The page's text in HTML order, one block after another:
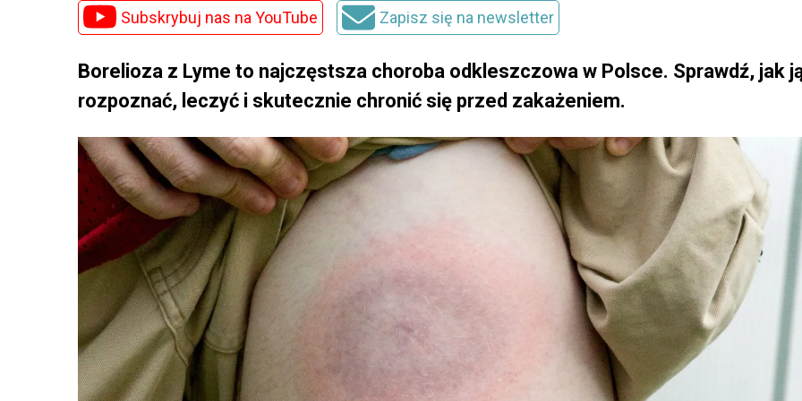
Subskrybuj nas na YouTube Zapisz się na newsletter
Borelioza z Lyme to najczęstsza choroba odkleszczowa w Polsce. Sprawdź, jak
rozpoznać, leczyć i skutecznie chronić się przed zakażeniem.